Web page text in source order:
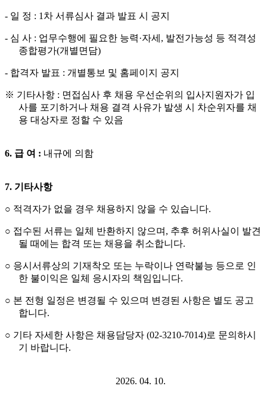
- 일 정 : 1 차 서류심사 결과 발표 시 공지
- 심 사 : 업무수행에 필요한 능력·자세 , 발전가능성 등 적격성
종합평가(개별면담)
- 합격자 발표 : 개별통보 및 홈페이지 공지
※ 기타사항 : 면접심사 후 채용 우선순위의 입사지원자가 입
사를 포기하거나 채용 결격 사유가 발생 시
차순위자를 채
용 대상자로 정할 수 있음
6. 급 여 : 내규에 의함
7. 기타사항
○ 적격자가 없을 경우 채용하지 않을 수 있습니다.
○ 접수된 서류는 일체 반환하지 않으며 , 추후 허위사실이 발견
될 때에는 합격 또는 채용을 취소합니다.
○ 응시서류상의 기재착오 또는 누락이나 연락불능 등으로 인
한 불이익은 일체 응시자의 책임입니다.
○ 본 전형 일정은 변경될 수 있으며 변경된 사항은 별도 공고
합니다.
○ 기타 자세한 사항은 채용담당자 (02-3210-7014)로 문의하시
기 바랍니다.
2026. 04. 10.